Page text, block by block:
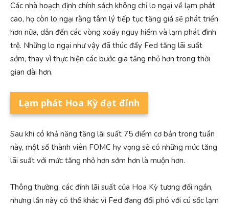
Các nhà hoạch định chính sách không chỉ lo ngại về lạm phát
cao, họ còn lo ngại rằng tâm lý tiếp tục tăng giá sẽ phát triển
hơn nữa, dẫn đến các vòng xoáy nguy hiểm và lạm phát đình
trệ. Những lo ngại như vậy đã thúc đẩy Fed tăng lãi suất
sớm, thay vì thực hiện các bước gia tăng nhỏ hơn trong thời
gian dài hơn.
Lạm phát Hoa Kỳ đạt đỉnh
Sau khi có khả năng tăng lãi suất 75 điểm cơ bản trong tuần
này, một số thành viên FOMC hy vọng sẽ có những mức tăng
lãi suất với mức tăng nhỏ hơn sớm hơn là muộn hơn.
Thông thường, các đỉnh lãi suất của Hoa Kỳ tương đối ngắn,
nhưng lần này có thể khác vì Fed đang đối phó với cú sốc lạm